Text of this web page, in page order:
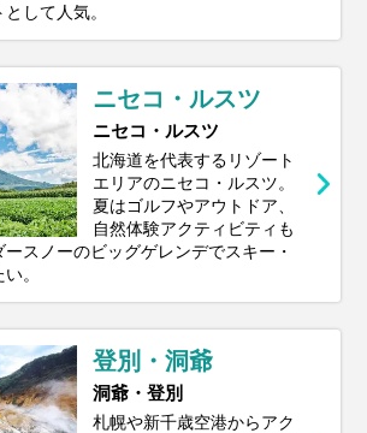
して人気。
ニセコ・ルスツ
ニセコ・ルスツ
北海道を代表するリゾート
エリアのニセコ・ルスツ。
夏はゴルフやアウトドア、
自然体験アクティビティも
スノーのビッグゲレンデでスキー・
。
登別・洞爺
洞爺・登別
札幌や新千歳空港からアク